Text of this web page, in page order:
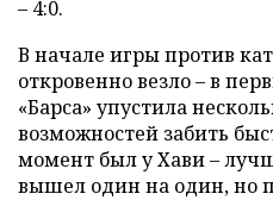
– 4:0.
В начале игры против
откровенно везло – в
«Барса» упустила
возможностей забить
момент был у Хави –
вышел один на один, но